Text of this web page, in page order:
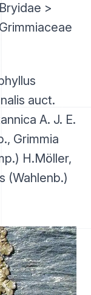
>
auct.
A. J. E.
Grimmia
H.Möller,
(Wahlenb.)